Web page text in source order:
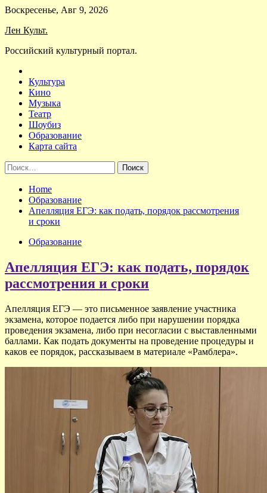
Skip
content
Воскресенье, Авг 9, 2026
Лен Культ.
Российский культурный портал.
Культура
Кино
Музыка
Театр
Шоубиз
Образование
Карта сайта
Найти:
Home
Образование
Апелляция ЕГЭ: как подать, порядок рассмотрения
и сроки
Образование
Апелляция ЕГЭ: как подать, порядок
рассмотрения и сроки
Апелляция ЕГЭ — это письменное заявление участника
экзамена, которое подается либо при нарушении порядка
проведения экзамена, либо при несогласии с выставленными
баллами. Как подать документы на проведение процедуры и
каков ее порядок, рассказываем в материале «Рамблера».